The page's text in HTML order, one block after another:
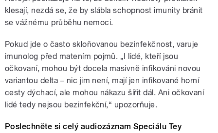
klesají, nezdá se, že by slábla schopnost imunity bránit
se vážnému průběhu nemoci.
Pokud jde o často skloňovanou bezinfekčnost, varuje
imunolog před matením pojmů. „I lidé, kteří jsou
očkovaní, mohou být docela masivně infikováni novou
variantou delta – nic jim není, mají jen infikované horní
cesty dýchací, ale mohou nákazu šířit dál. Ani očkovaní
lidé tedy nejsou bezinfekční,“ upozorňuje.
Poslechněte si celý audiozáznam Speciálu Tey